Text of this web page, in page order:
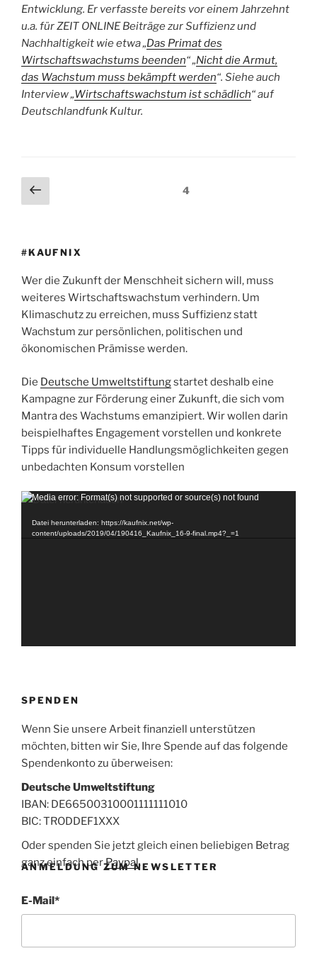
Entwicklung. Er verfasste bereits vor einem Jahrzehnt
u.a. für ZEIT ONLINE Beiträge zur Suffizienz und
Nachhaltigkeit wie etwa „Das Primat des
Wirtschaftswachstums beenden“ „Nicht die Armut,
das Wachstum muss bekämpft werden“. Siehe auch
Interview „Wirtschaftswachstum ist schädlich“ auf
Deutschlandfunk Kultur.
Seitennummerierung
der
Vorherige
Seite
Seite4
#KAUFNIX
Wer die Zukunft der Menschheit sichern will, muss
weiteres Wirtschaftswachstum verhindern. Um
Klimaschutz zu erreichen, muss Suffizienz statt
Wachstum zur persönlichen, politischen und
ökonomischen Prämisse werden.
Die Deutsche Umweltstiftungstartet deshalb eine
Kampagne zur Förderung einer Zukunft, die sich vom
Mantra des Wachstums emanzipiert. Wir wollen darin
beispielhaftes Engagement vorstellen und konkrete
Tipps für individuelle Handlungsmöglichkeiten gegen
unbedachten Konsum vorstellen
Video-
Media error: Format(s) not supported or source(s) not found
Datei herunterladen: https://kaufnix.net/wp-
content/uploads/2019/04/190416_Kaufnix_16-9-final.mp4?_=1
SPENDEN
Wenn Sie unsere Arbeit finanziell unterstützen
möchten, bitten wir Sie, Ihre Spende auf das folgende
Spendenkonto zu überweisen:
Deutsche Umweltstiftung
IBAN: DE66500310001111111010
BIC: TRODDEF1XXX
Oder spenden Sie jetzt gleich einen beliebigen Betrag
ganz einfach perPaypal.
ANMELDUNG ZUM NEWSLETTER
E-Mail*